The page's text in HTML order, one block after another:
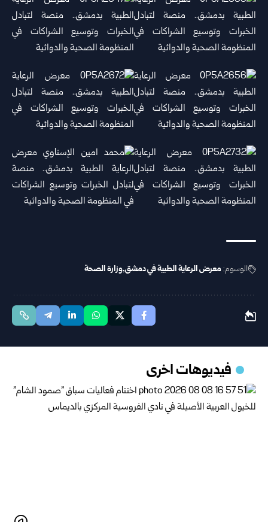
الوسوم: معرض الرعاية الطبية في دمشق وزارة الصحة
فيديوهات اخرى